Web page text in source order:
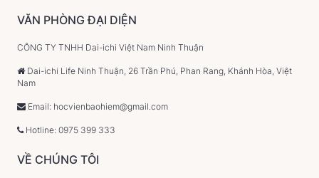
VĂN PHÒNG ĐẠI DIỆN
CÔNG TY TNHH Dai-ichi Việt Nam Ninh Thuận
Dai-ichi Life Ninh Thuận, 26 Trần Phú, Phan Rang, Khánh Hòa, Việt
Nam
Email: hocvienbaohiem@gmail.com
Hotline: 0975 399 333
VỀ CHÚNG TÔI